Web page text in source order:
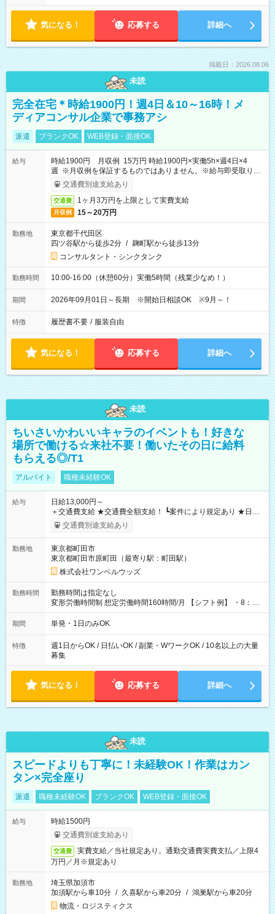
気になる！ 応募する 詳細へ
掲載日：2026.08.06
未読
完全在宅＊時給1900円！週4日＆10～16時！メ
ディアコンサル企業で事務アシ
派遣 ブランクOK WEB登録・面接OK
給与
時給1900円 月収例 15万円 時給1900円×実働5h×週4日×4
週 ※月収例を保証するものではありません。※給与即受取りサ
ービス利用可（利用条件有）
交通費別途支給あり
交通費 1ヶ月3万円を上限として実費支給
月収例 15～20万円
勤務地
東京都千代田区
四ツ谷駅から徒歩2分 / 麹町駅から徒歩13分
コンサルタント・シンクタンク
勤務時間 10:00-16:00（休憩60分）実働5時間（残業少なめ！）
期間 2026年09月01日～長期 ※開始日相談OK ※9月～！
特徴 履歴書不要 / 服装自由
気になる！ 応募する 詳細へ
未読
ちいさいかわいいキャラのイベントも！好きな
場所で働ける☆来社不要！働いたその日に給料
もらえる◎/T1
アルバイト 職種未経験OK
給与
日給13,000円～
＋交通費支給 ★交通費全額支給！ ┗案件により規定あり ★日払
いOK！（規定あり） ┗働いたその日に現金GET♪ お仕事後はコ
ンビニATMから 日払い分を引き落とせます！ 【試用期間】試
交通費別途支給あり
勤務地
東京都町田市
東京都町田市原町田（最寄り駅：町田駅）
株式会社ワンベルウッズ
勤務時間
勤務時間は指定なし
変形労働時間制 想定労働時間160時間/月 【シフト例】 ・8：00
～21：00
期間 単発・1日のみOK
特徴
週1日からOK / 日払いOK / 副業・WワークOK / 10名以上の大量
募集
気になる！ 応募する 詳細へ
未読
スピードよりも丁寧に！未経験OK！作業はカン
タン×完全座り
派遣 職種未経験OK ブランクOK WEB登録・面接OK
給与
時給1500円
交通費別途支給あり
交通費
実費支給／当社規定あり。通勤交通費実費支払／上限4
万円／月※規定あり
勤務地
埼玉県加須市
加須駅から車10分 / 久喜駅から車20分 / 鴻巣駅から車20分
物流・ロジスティクス